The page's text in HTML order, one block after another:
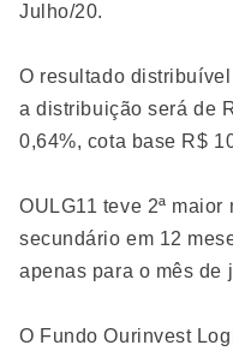
Julho/20.
O resultado
a distribuição será de
0,64%, cota base R$
OULG11 teve 2ª
secundário em 12
apenas para o mês de
O Fundo Ourinvest